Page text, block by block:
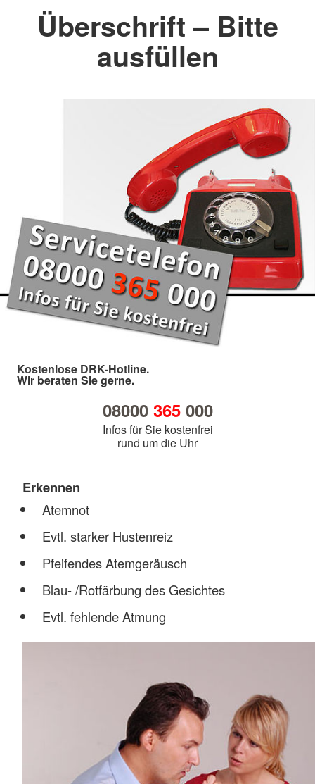
Überschrift – Bitte
ausfüllen
Kostenlose DRK-Hotline.
Wir beraten Sie gerne.
08000 365000
Infos für Sie kostenfrei
rund um die Uhr
Erkennen
Atemnot
Evtl. starker Hustenreiz
Pfeifendes Atemgeräusch
Blau- /Rotfärbung des Gesichtes
Evtl. fehlende Atmung